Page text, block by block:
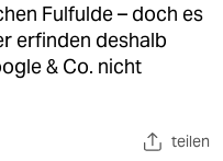
Fulfulde – doch es
erfinden deshalb
& Co. nicht
teilen